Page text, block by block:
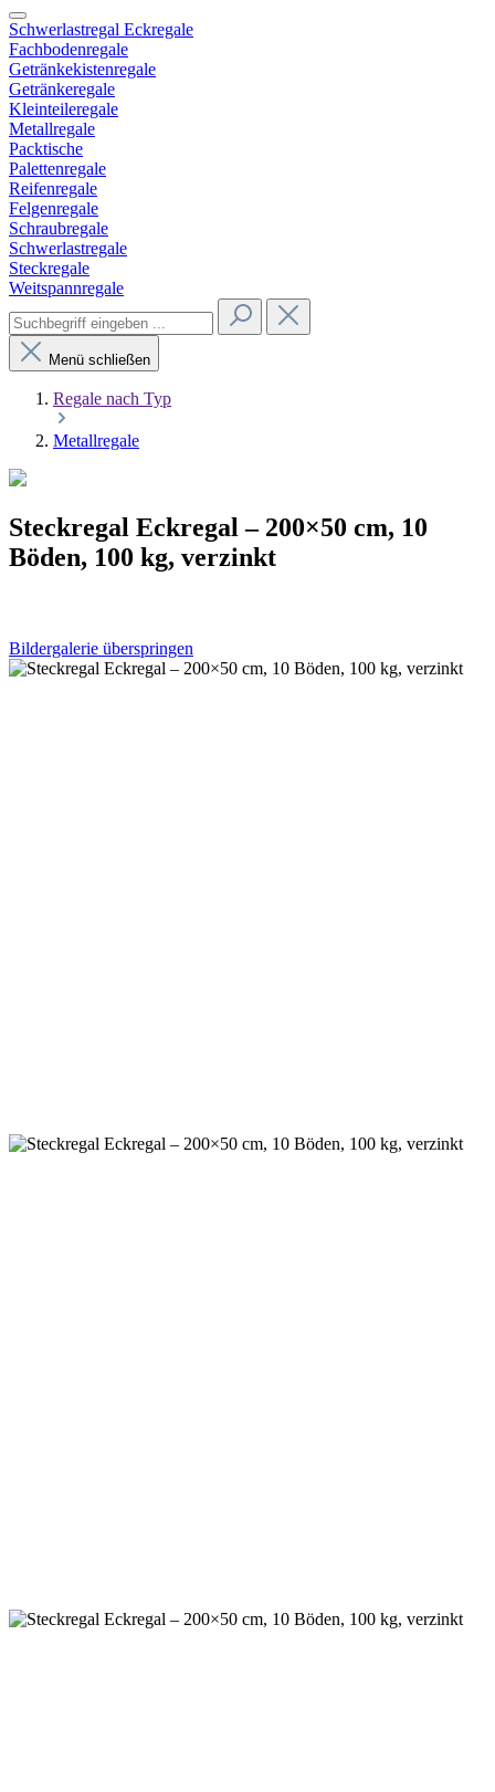
Schwerlastregal Eckregale
Fachbodenregale
Getränkekistenregale
Getränkeregale
Kleinteileregale
Metallregale
Packtische
Palettenregale
Reifenregale
Felgenregale
Schraubregale
Schwerlastregale
Steckregale
Weitspannregale
Menü schließen
Regale nach Typ
Metallregale
Steckregal Eckregal – 200×50 cm, 10
Böden, 100 kg, verzinkt
Bildergalerie überspringen